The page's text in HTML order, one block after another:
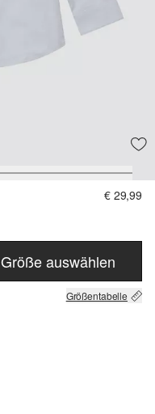
€ 29,99
Größe auswählen
Größentabelle